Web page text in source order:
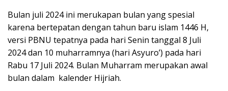
Bulan juli 2024 ini merukapan bulan yang spesial
karena bertepatan dengan tahun baru islam 1446 H,
versi PBNU tepatnya pada hari Senin tanggal 8 Juli
2024 dan 10 muharramnya (hari Asyuro’) pada hari
Rabu 17 Juli 2024. Bulan Muharram merupakan awal
bulan dalam kalender Hijriah.